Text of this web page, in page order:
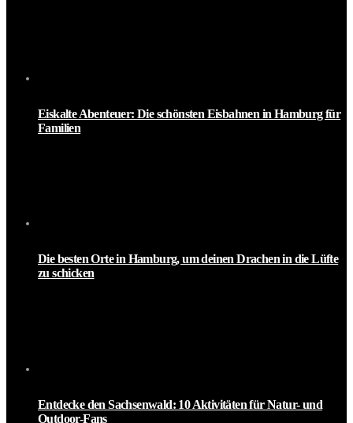
Eiskalte Abenteuer: Die schönsten Eisbahnen in Hamburg für
Familien
Die besten Orte in Hamburg, um deinen Drachen in die Lüfte
zu schicken
Entdecke den Sachsenwald: 10 Aktivitäten für Natur- und
Outdoor-Fans